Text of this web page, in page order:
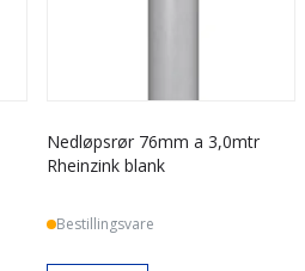
Nedløpsrør 76mm a 3,0mtr
Rheinzink blank
Bestillingsvare